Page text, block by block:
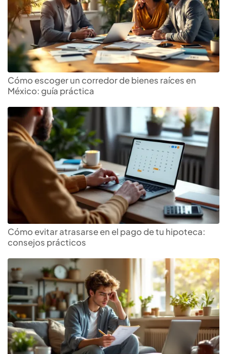
Cómo escoger un corredor de bienes raíces en
México: guía práctica
Cómo evitar atrasarse en el pago de tu hipoteca:
consejos prácticos